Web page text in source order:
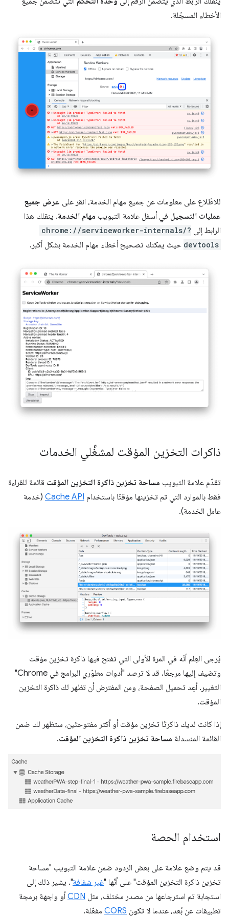
الأخطاء المسجّلة.
للاطّلاع على معلومات عن جميع مهام الخدمة، انقر على عرض جميع
عمليات التسجيل في أسفل علامة التبويب مهام الخدمة. ينقلك هذا
الرابط إلى chrome://serviceworker-internals/?
devtools حيث يمكنك تصحيح أخطاء مهام الخدمة بشكل أكبر.
ذاكرات التخزين المؤقت لمشغِّلي الخدمات
تقدّم علامة التبويب مساحة تخزين ذاكرة التخزين المؤقت قائمة للقراءة
فقط بالموارد التي تم تخزينها مؤقتًا باستخدام Cache API (خدمة
عامل الخدمة).
يُرجى العِلم أنّه في المرة الأولى التي تفتح فيها ذاكرة تخزين مؤقت
وتضيف إليها مرجعًا، قد لا ترصد "أدوات مطوّري البرامج في Chrome"
التغيير. أعِد تحميل الصفحة، ومن المفترض أن تظهر لك ذاكرة التخزين
المؤقت.
إذا كانت لديك ذاكرتَا تخزين مؤقت أو أكثر مفتوحتَين، ستظهر لك ضمن
القائمة المنسدلة مساحة تخزين ذاكرة التخزين المؤقت.
استخدام الحصة
قد يتم وضع علامة على بعض الردود ضمن علامة التبويب "مساحة
تخزين ذاكرة التخزين المؤقت" على أنّها "غير شفافة". يشير ذلك إلى
استجابة تم استرجاعها من مصدر مختلف، مثل CDN أو واجهة برمجة
تطبيقات عن بُعد، عندما لا تكون CORS مفعّلة.